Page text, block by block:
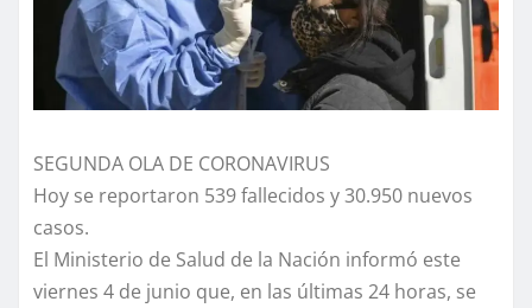
SEGUNDA OLA DE CORONAVIRUS
Hoy se reportaron 539 fallecidos y 30.950 nuevos
casos.
El Ministerio de Salud de la Nación informó este
viernes 4 de junio que, en las últimas 24 horas, se